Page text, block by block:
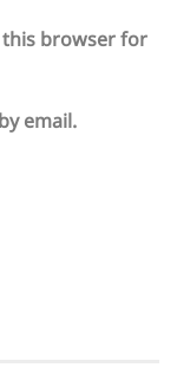
this browser for
email.